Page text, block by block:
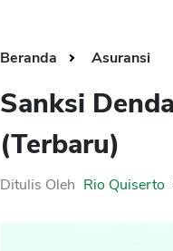
Beranda Asuransi
Sanksi
(Terbaru)
Ditulis Oleh Rio Quiserto